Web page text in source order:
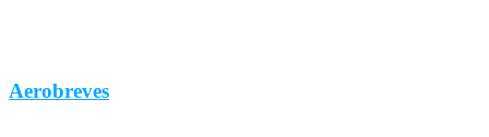
Aerobreves